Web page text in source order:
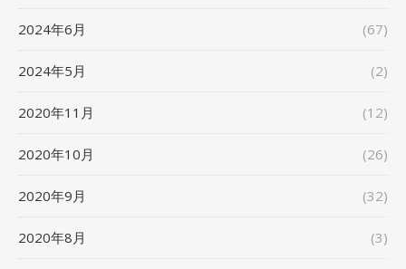
2024年6月 (67)
2024年5月 (2)
2020年11月 (12)
2020年10月 (26)
2020年9月 (32)
2020年8月 (3)